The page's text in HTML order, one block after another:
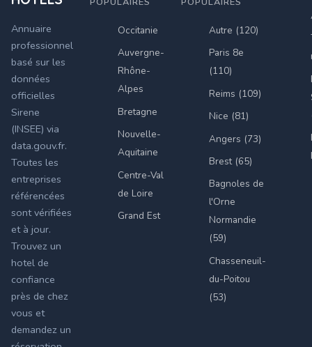
Annuaire
professionnel
basé sur les
données
officielles
Sirene
(INSEE) via
data.gouv.fr.
Toutes les
entreprises
référencées
sont vérifiées
et à jour.
Trouvez un
hotel de
confiance
près de chez
vous et
demandez un
Occitanie
Auvergne-
Rhône-
Alpes
Bretagne
Nouvelle-
Aquitaine
Centre-Val
de Loire
Grand Est
Autre (120)
Paris 8e
(110)
Reims (109)
Nice (81)
Angers (73)
Brest (65)
Bagnoles de
l'Orne
Normandie
(59)
Chasseneuil-
du-Poitou
(53)